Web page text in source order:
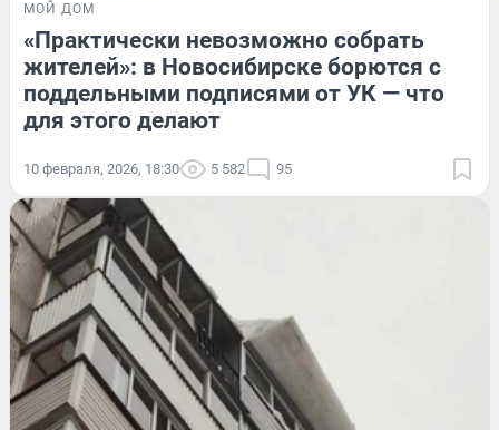
МОЙ ДОМ
«Практически невозможно собрать
жителей»: в Новосибирске борются с
поддельными подписями от УК — что
для этого делают
10 февраля, 2026, 18:30 5 582 95